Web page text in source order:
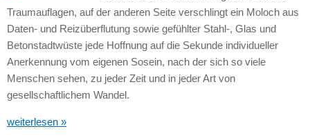
Traumauflagen, auf der anderen Seite verschlingt ein Moloch aus
Daten- und Reizüberflutung sowie gefühlter Stahl-, Glas und
Betonstadtwüste jede Hoffnung auf die Sekunde individueller
Anerkennung vom eigenen Sosein, nach der sich so viele
Menschen sehen, zu jeder Zeit und in jeder Art von
gesellschaftlichem Wandel.
weiterlesen »